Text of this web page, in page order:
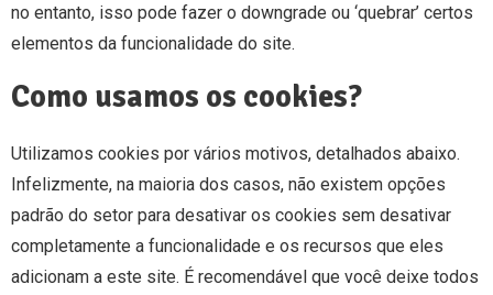
no entanto, isso pode fazer o downgrade ou ‘quebrar’ certos
elementos da funcionalidade do site.
Como usamos os cookies?
Utilizamos cookies por vários motivos, detalhados abaixo.
Infelizmente, na maioria dos casos, não existem opções
padrão do setor para desativar os cookies sem desativar
completamente a funcionalidade e os recursos que eles
adicionam a este site. É recomendável que você deixe todos